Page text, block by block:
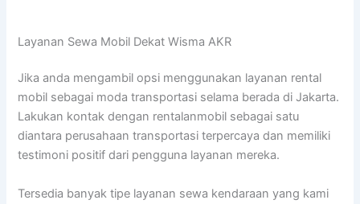
Layanan Sewa Mobil Dekat Wisma AKR
Jika anda mengambil opsi menggunakan layanan rental
mobil sebagai moda transportasi selama berada di Jakarta.
Lakukan kontak dengan rentalanmobil sebagai satu
diantara perusahaan transportasi terpercaya dan memiliki
testimoni positif dari pengguna layanan mereka.
Tersedia banyak tipe layanan sewa kendaraan yang kami